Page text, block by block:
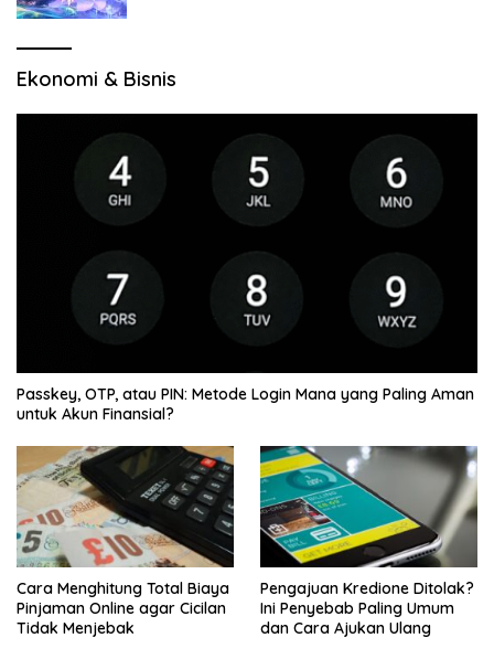
Ekonomi & Bisnis
Passkey, OTP, atau PIN: Metode Login Mana yang Paling Aman
untuk Akun Finansial?
Cara Menghitung Total Biaya
Pinjaman Online agar Cicilan
Tidak Menjebak
Pengajuan Kredione Ditolak?
Ini Penyebab Paling Umum
dan Cara Ajukan Ulang